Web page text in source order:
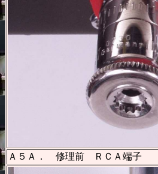
Ａ５Ａ． 修理前 ＲＣＡ端子